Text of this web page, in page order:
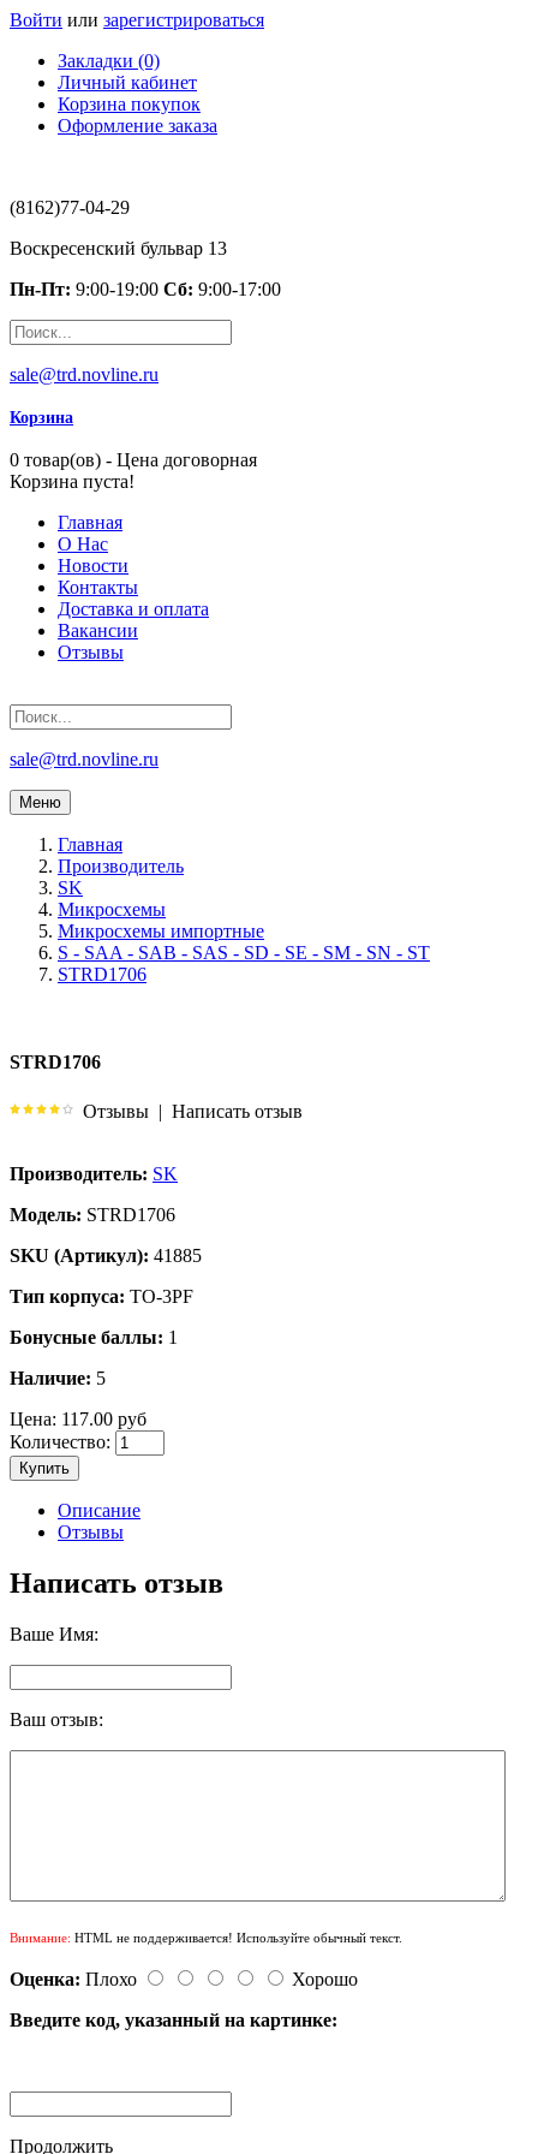
Войти или зарегистрироваться
Закладки (0)
Личный кабинет
Корзина покупок
Оформление заказа
(8162)77-04-29
Воскресенский бульвар 13
Пн-Пт: 9:00-19:00 Сб: 9:00-17:00
sale@trd.novline.ru
Корзина
0 товар(ов) - Цена договорная
Корзина пуста!
Главная
О Нас
Новости
Контакты
Доставка и оплата
Вакансии
Отзывы
sale@trd.novline.ru
Меню
Главная
Производитель
SK
Микросхемы
Микросхемы импортные
S - SAA - SAB - SAS - SD - SE - SM - SN - ST
STRD1706
STRD1706
Отзывы | Написать отзыв
Производитель: SK
Модель: STRD1706
SKU (Артикул): 41885
Тип корпуса: TO-3PF
Бонусные баллы: 1
Наличие: 5
Цена: 117.00 руб
Количество:
Купить
Описание
Отзывы
Написать отзыв
Ваше Имя:
Ваш отзыв:
Внимание: HTML не поддерживается! Используйте обычный текст.
Оценка: Плохо
Хорошо
Введите код, указанный на картинке:
Продолжить